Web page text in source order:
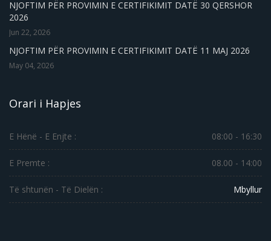
NJOFTIM PËR PROVIMIN E CERTIFIKIMIT DATË 30 QERSHOR
2026
Jun 22, 2026
NJOFTIM PËR PROVIMIN E CERTIFIKIMIT DATË 11 MAJ 2026
May 04, 2026
Orari i Hapjes
E Hënë - E Enjte : 08:00 - 16:30
E Premte : 08.00 - 14:00
Të shtunën - Të Dielën : Mbyllur